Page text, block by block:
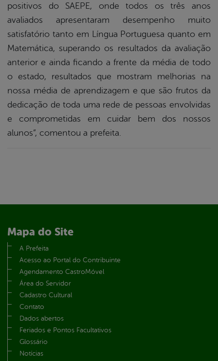
positivos do SAEPE, onde todos os três anos
avaliados apresentaram desempenho muito
satisfatório tanto em Língua Portuguesa quanto em
Matemática, superando os resultados da avaliação
anterior e ainda ficando a frente da média de todo
o estado, resultados que mostram melhorias na
nossa média de aprendizagem e que são frutos da
dedicação de toda uma rede de pessoas envolvidas
e comprometidas em cuidar bem dos nossos
alunos”, comentou a prefeita.
Mapa do Site
A Prefeita
Acesso ao Portal do Contribuinte
Agendamento CastroMóvel
Área do Servidor
Cadastro Cultural
Contato
Dados abertos
Feriados e Pontos Facultativos
Glossário
Notícias